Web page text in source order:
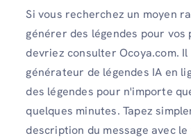
Si vous recherchez un moyen
générer des légendes pour vos
devriez consulter Ocoya.com. Il
générateur de légendes IA en
des légendes pour n'importe
quelques minutes. Tapez
description du message avec